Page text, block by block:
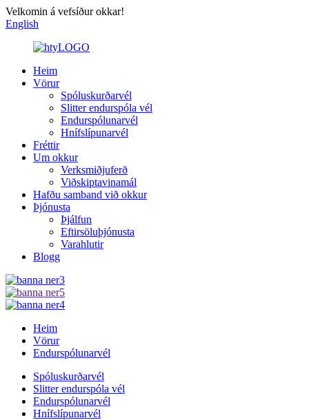
Velkomin á vefsíður okkar!
English
Heim
Vörur
Spóluskurðarvél
Slitter endurspóla vél
Endurspólunarvél
Hnífslípunarvél
Fréttir
Um okkur
Verksmiðjuferð
Viðskiptavinamál
Hafðu samband við okkur
Þjónusta
Þjálfun
Eftirsöluþjónusta
Varahlutir
Blogg
Heim
Vörur
Endurspólunarvél
Spóluskurðarvél
Slitter endurspóla vél
Endurspólunarvél
Hnífslípunarvél